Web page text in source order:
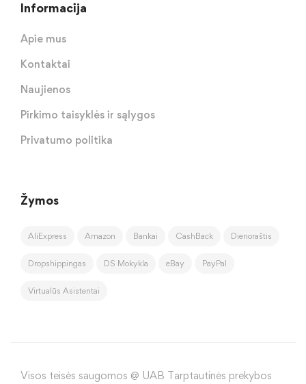
Informacija
Apie mus
Kontaktai
Naujienos
Pirkimo taisyklės ir sąlygos
Privatumo politika
Žymos
AliExpress Amazon Bankai CashBack Dienoraštis
Dropshippingas DS Mokykla eBay PayPal
Virtualūs Asistentai
Visos teisės saugomos @ UAB Tarptautinės prekybos